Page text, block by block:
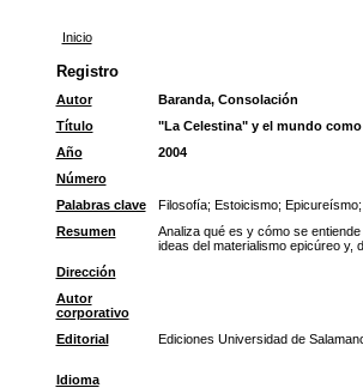
Inicio
Registro
Autor
Baranda, Consolación
Título
"La Celestina" y el mundo
Año
2004
Número
Palabras clave
Filosofía; Estoicismo; Epicureísmo;
Resumen
Analiza qué es y cómo se
ideas del materialismo epicúreo y,
Dirección
Autor
corporativo
Editorial Ediciones Universidad de
Idioma